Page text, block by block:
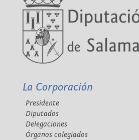
La Corporación
Presidente
Diputados
Delegaciones
Órganos colegiados